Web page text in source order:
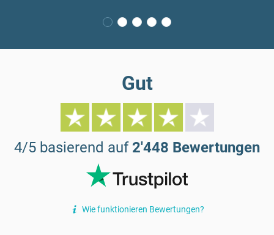
Gut
4/5 basierend auf 2'448 Bewertungen
Wie funktionieren Bewertungen?